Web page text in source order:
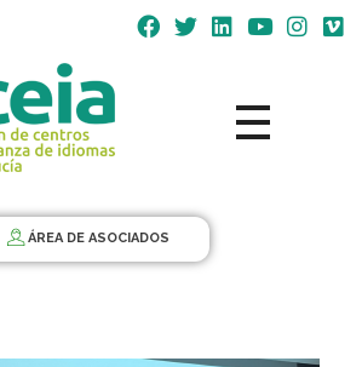
ÁREA DE ASOCIADOS